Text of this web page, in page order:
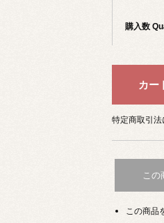
購入数
特定商取引
この
この商品